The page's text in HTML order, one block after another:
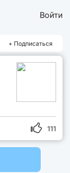
Войти
+ Подписаться
111